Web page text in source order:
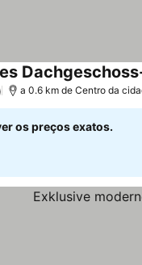
a 0.6 km de Centro da
os preços exatos.